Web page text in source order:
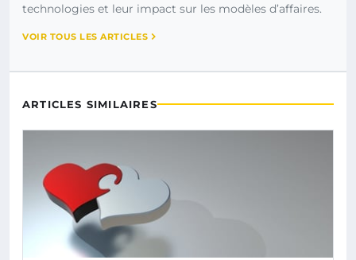
technologies et leur impact sur les modèles d’affaires.
VOIR TOUS LES ARTICLES
ARTICLES SIMILAIRES